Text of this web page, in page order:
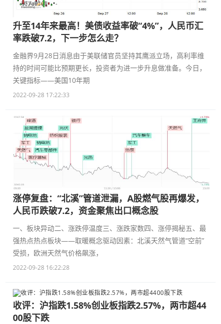
升至14年来最高！美债收益率破“4%”，人民币汇
率跌破7.2，下一步怎么走？
金融界9月28日消息由于美联储官员坚持其鹰派立场，高利率维
持的时间可能比预期更长，投资者为进一步升息做准备。今日，
关键指标——美国10年期
2022-09-28 17:22:33
涨停复盘：“北溪”管道泄漏，A股燃气股再爆发，
人民币跌破7.2，资金聚焦出口概念股
一、板块异动二、涨跌停温度三、涨跌家数四、涨停揭秘五、最
强热点热点板块——取暖概念驱动因素：北溪天然气管道“空前”
受损，欧洲天然气价格飙涨，
2022-09-28 16:22:28
收评：沪指跌1.58%创业板指跌2.57%，两市超44
00股下跌